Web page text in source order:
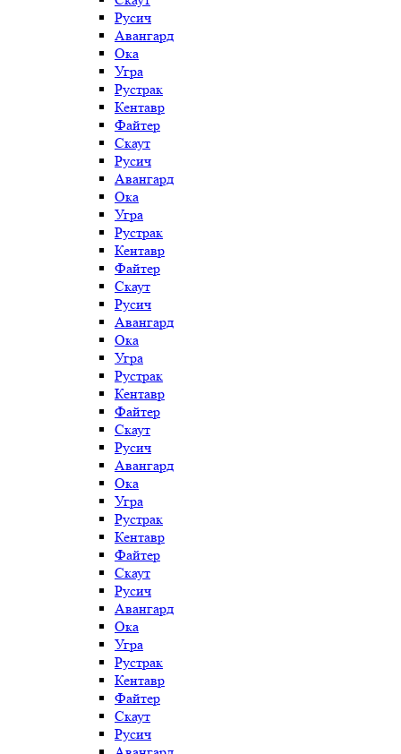
Русич
Авангард
Ока
Угра
Рустрак
Кентавр
Файтер
Скаут
Русич
Авангард
Ока
Угра
Рустрак
Кентавр
Файтер
Скаут
Русич
Авангард
Ока
Угра
Рустрак
Кентавр
Файтер
Скаут
Русич
Авангард
Ока
Угра
Рустрак
Кентавр
Файтер
Скаут
Русич
Авангард
Ока
Угра
Рустрак
Кентавр
Файтер
Скаут
Русич